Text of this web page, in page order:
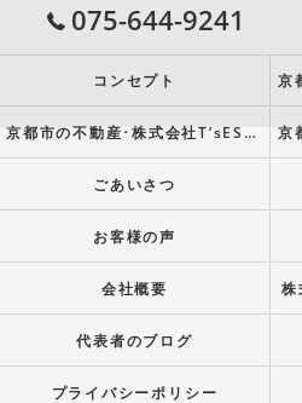
075-644-9241
コンセプト
京都市の不動産･株式会社T’sESTATE京都の評判
ごあいさつ
お客様の声
会社概要 株
代表者のブログ
プライバシーポリシー